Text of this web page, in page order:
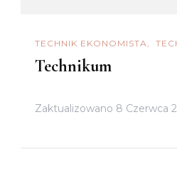
TECHNIK EKONOMISTA
Technikum
Zaktualizowano 8 Czerwca